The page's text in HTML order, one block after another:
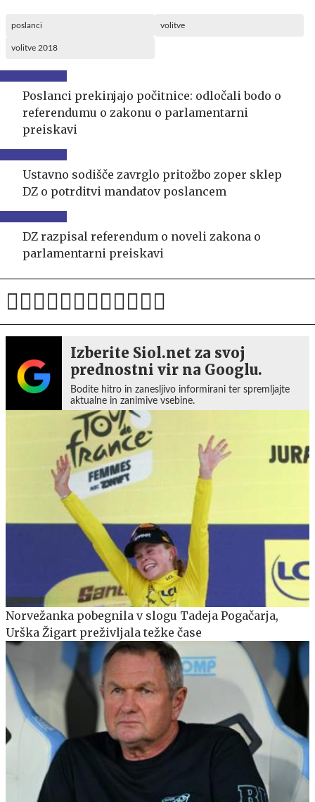
poslanci volitve
volitve 2018
Poslanci prekinjajo počitnice: odločali bodo o
referendumu o zakonu o parlamentarni
preiskavi
Ustavno sodišče zavrglo pritožbo zoper sklep
DZ o potrditvi mandatov poslancem
DZ razpisal referendum o noveli zakona o
parlamentarni preiskavi
Izberite Siol.net za svoj
prednostni vir na Googlu.
Bodite hitro in zanesljivo informirani ter spremljajte
aktualne in zanimive vsebine.
Norvežanka pobegnila v slogu Tadeja Pogačarja,
Urška Žigart preživljala težke čase